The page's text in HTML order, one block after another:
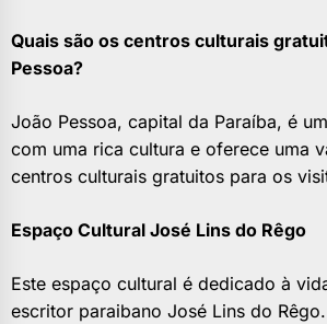
Quais são os centros culturais
Pessoa?
João Pessoa, capital da Paraíba, é
com uma rica cultura e oferece uma
centros culturais gratuitos para os
Espaço Cultural José Lins do Rêgo
Este espaço cultural é dedicado à
escritor paraibano José Lins do